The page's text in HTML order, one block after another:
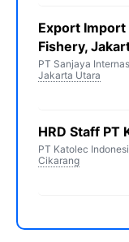
Export Import
Fishery,
PT Sanjaya
Jakarta Utara
HRD Staff PT
PT Katolec
Cikarang